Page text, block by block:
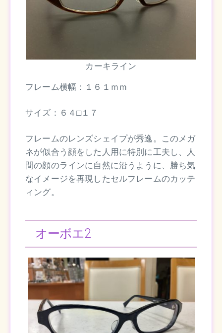
カーキライン
フレーム横幅：１６１ｍｍ
サイズ：６４□１７
フレームのレンズシェイプが秀逸。このメガ
ネが似合う顔をした人用に特別に工夫し、人
間の顔のラインに自然に沿うように、勝ち気
なイメージを再現したセルフレームのカッテ
ィング。
オーボエ2